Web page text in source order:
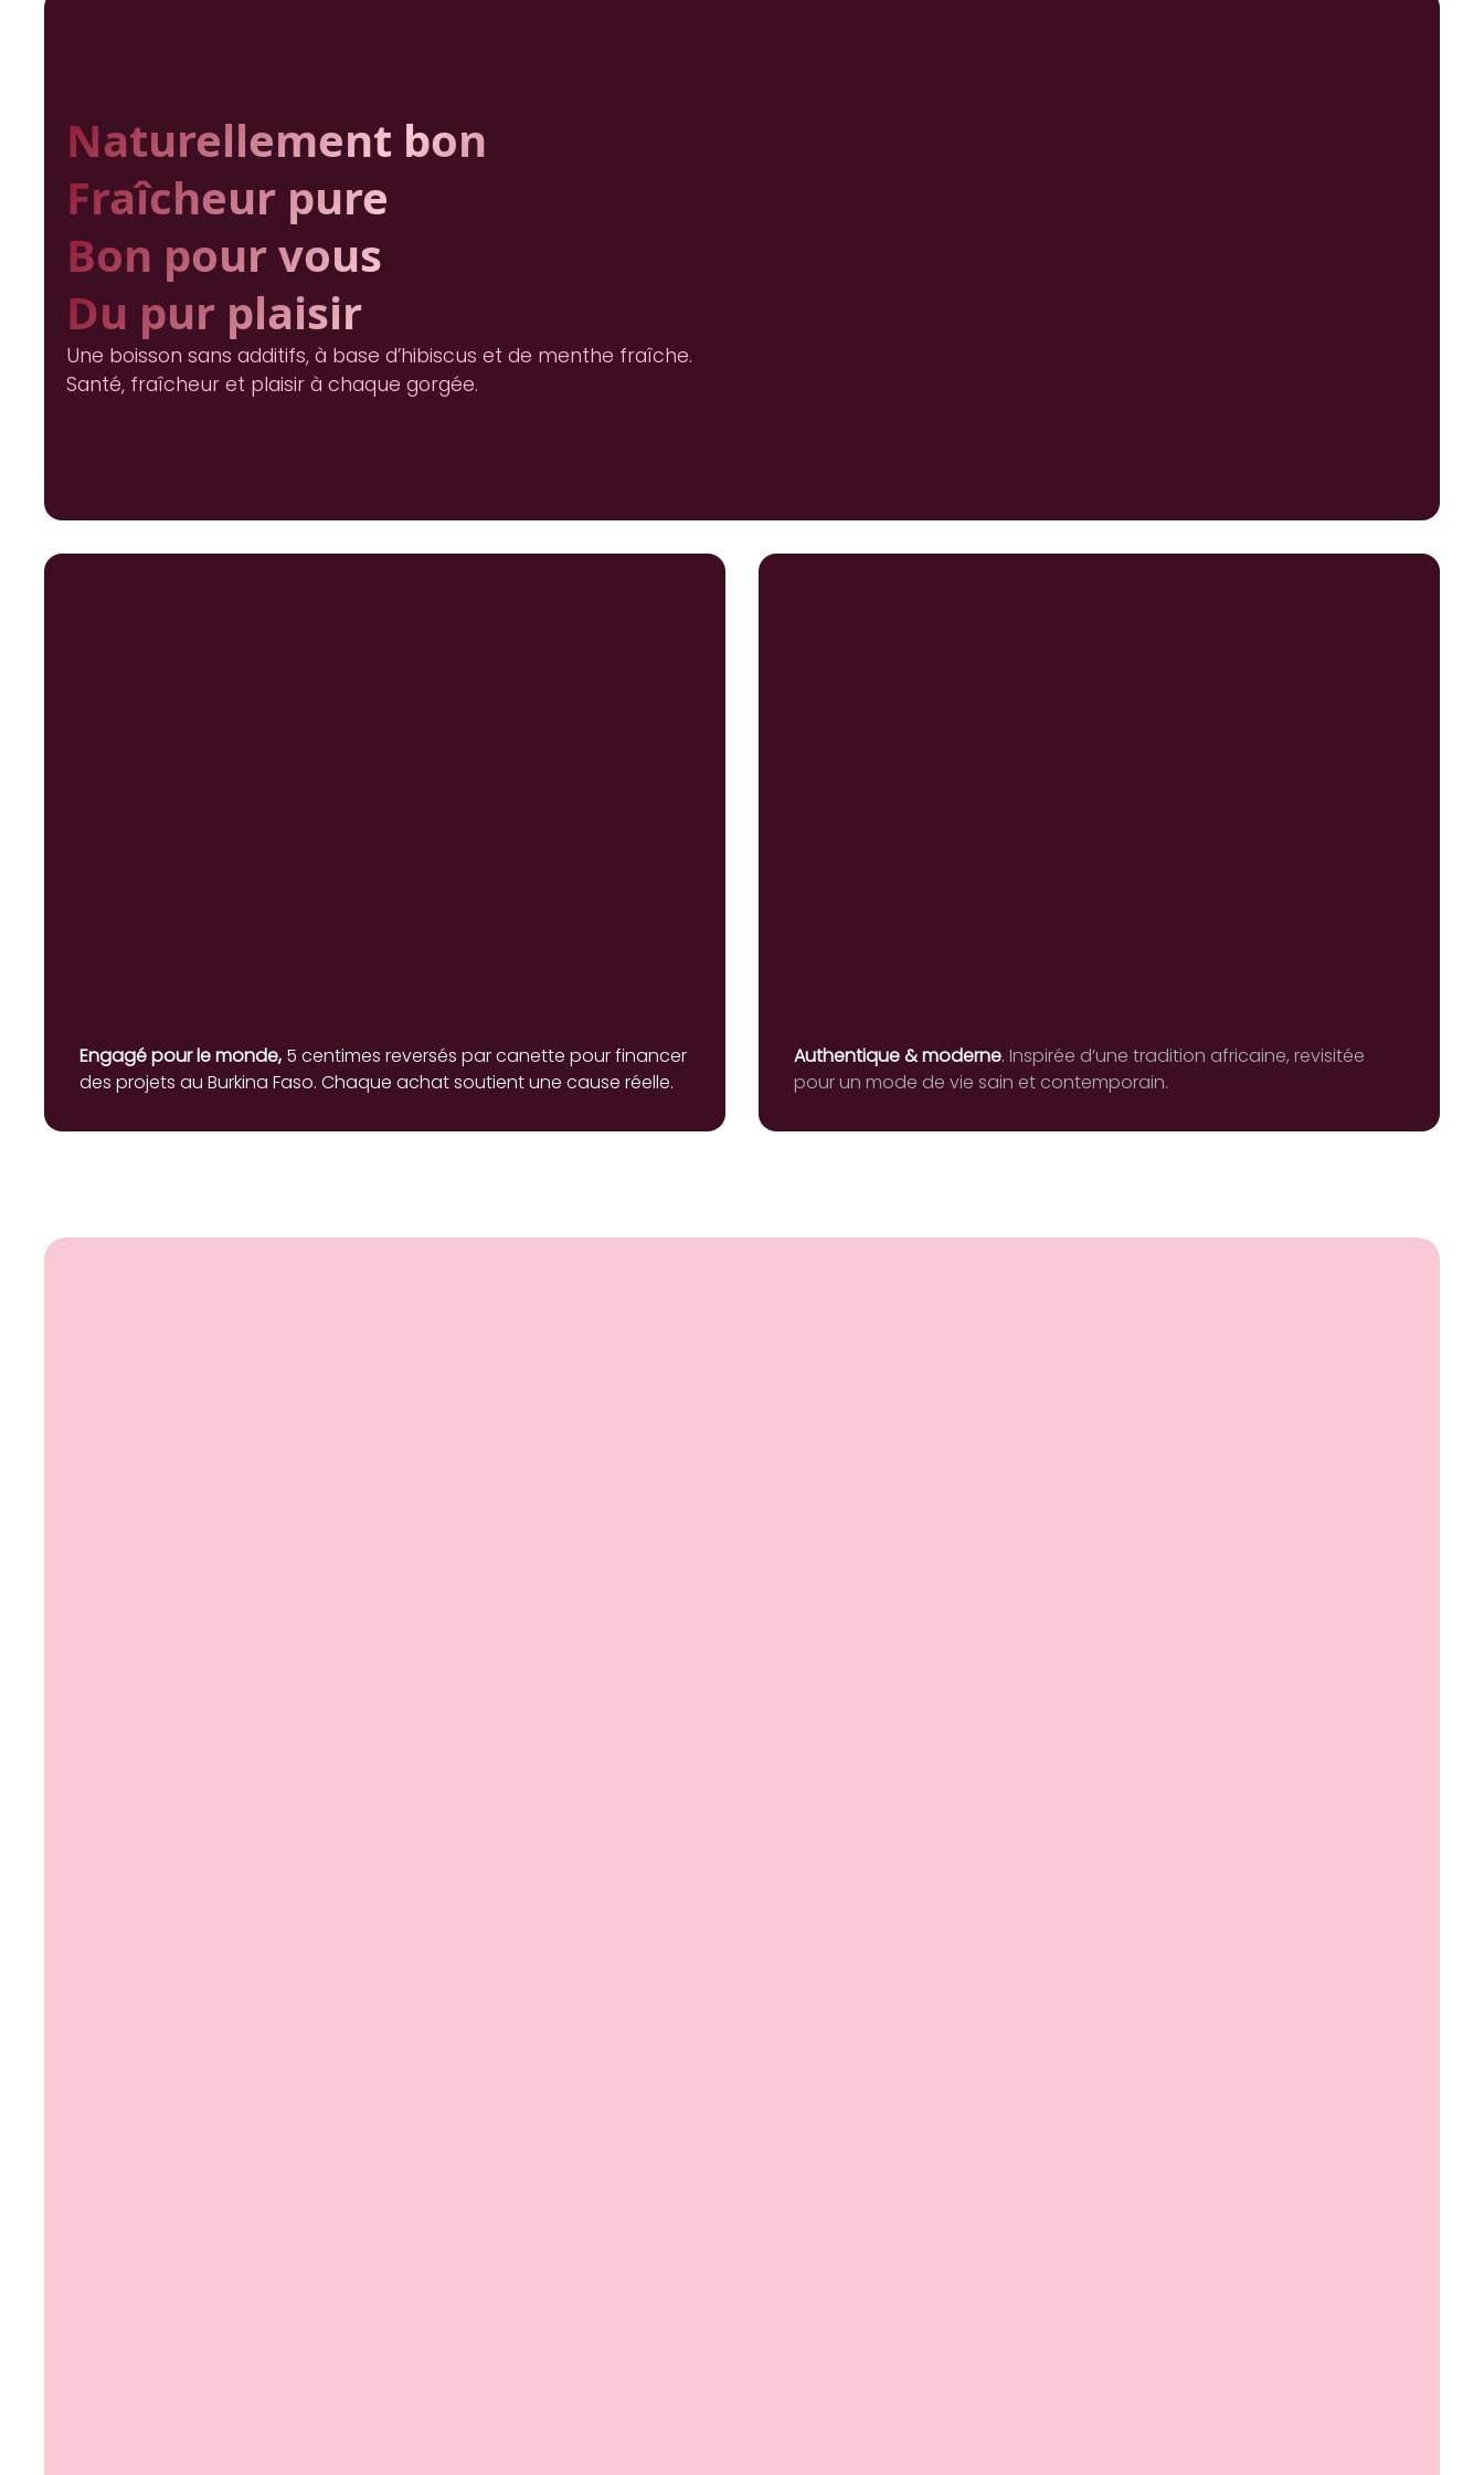
Naturellement bon
Fraîcheur pure
Bon pour vous
Du pur plaisir
Une boisson sans additifs, à base d’hibiscus et de menthe fraîche.
Santé, fraîcheur et plaisir à chaque gorgée.
Engagé pour le monde, 5 centimes reversés par canette pour financer
des projets au Burkina Faso. Chaque achat soutient une cause réelle.
Authentique & moderne. Inspirée d’une tradition africaine, revisitée
pour un mode de vie sain et contemporain.